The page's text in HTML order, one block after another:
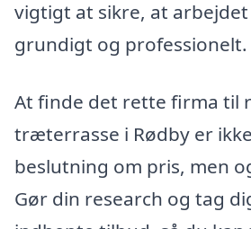
vigtigt at sikre, at
grundigt og professionelt.
At finde det rette firma til
træterrasse i Rødby er
beslutning om pris, men
Gør din research og tag